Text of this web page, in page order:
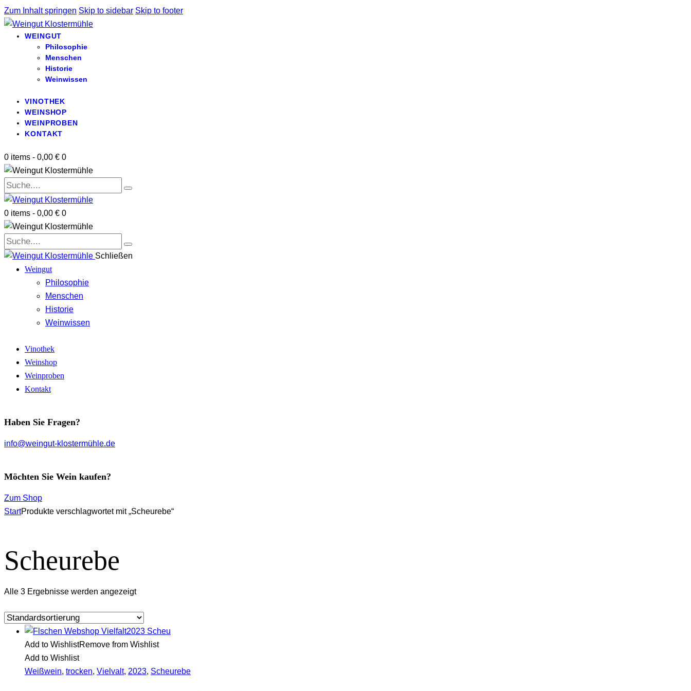
Zum Inhalt springen Skip to sidebar Skip to footer
WEINGUT
Philosophie
Menschen
Historie
Weinwissen
VINOTHEK
WEINSHOP
WEINPROBEN
KONTAKT
0 items - 0,00 € 0
0 items - 0,00 € 0
Schließen
Weingut
Philosophie
Menschen
Historie
Weinwissen
Vinothek
Weinshop
Weinproben
Kontakt
Haben Sie Fragen?
info@weingut-klostermühle.de
Möchten Sie Wein kaufen?
Zum Shop
StartProdukte verschlagwortet mit „Scheurebe“
Scheurebe
Alle 3 Ergebnisse werden angezeigt
Add to WishlistRemove from Wishlist
Add to Wishlist
Weißwein, trocken, Vielvalt, 2023, Scheurebe